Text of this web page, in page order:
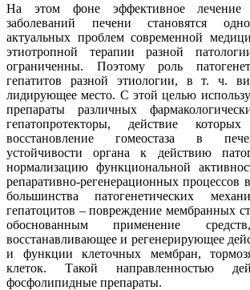
На этом фоне эффективное лечение
заболеваний печени становятся
актуальных проблем современной
этиотропной терапии разной
ограниченны. Поэтому роль
гепатитов разной этиологии, в т. ч.
лидирующее место. С этой целью
препараты различных
гепатопротекторы, действие
восстановление гомеостаза в
устойчивости органа к действию
нормализацию функциональной
репаративно-регенерационных процессов
большинства патогенетических
гепатоцитов – повреждение мембранных
обоснованным применение
восстанавливающее и регенерирующее
и функции клеточных мембран,
клеток. Такой направленностью
фосфолипидные препараты.